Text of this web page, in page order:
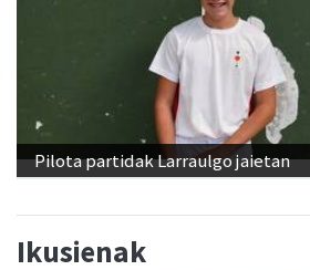
Pilota partidak Larraulgo jaietan
Ikusienak